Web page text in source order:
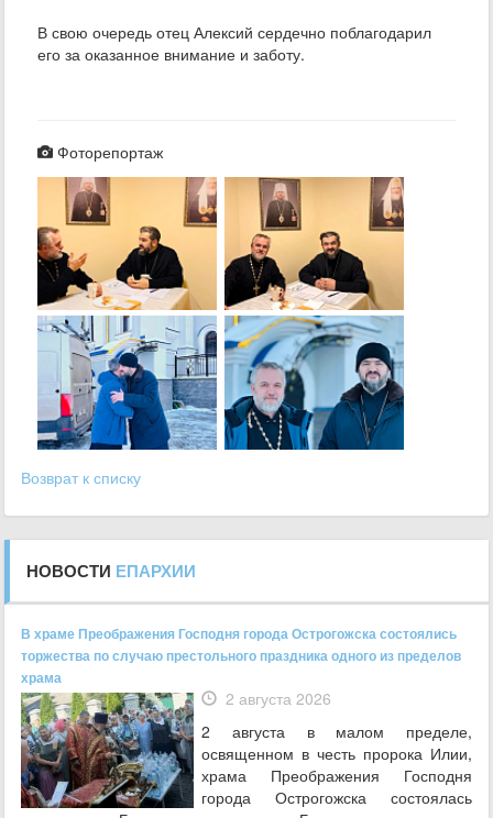
В свою очередь отец Алексий сердечно поблагодарил
его за оказанное внимание и заботу.
Фоторепортаж
Возврат к списку
НОВОСТИ ЕПАРХИИ
В храме Преображения Господня города Острогожска состоялись
торжества по случаю престольного праздника одного из пределов
храма
2 августа 2026
2 августа в малом пределе,
освященном в честь пророка Илии,
храма Преображения Господня
города Острогожска состоялась